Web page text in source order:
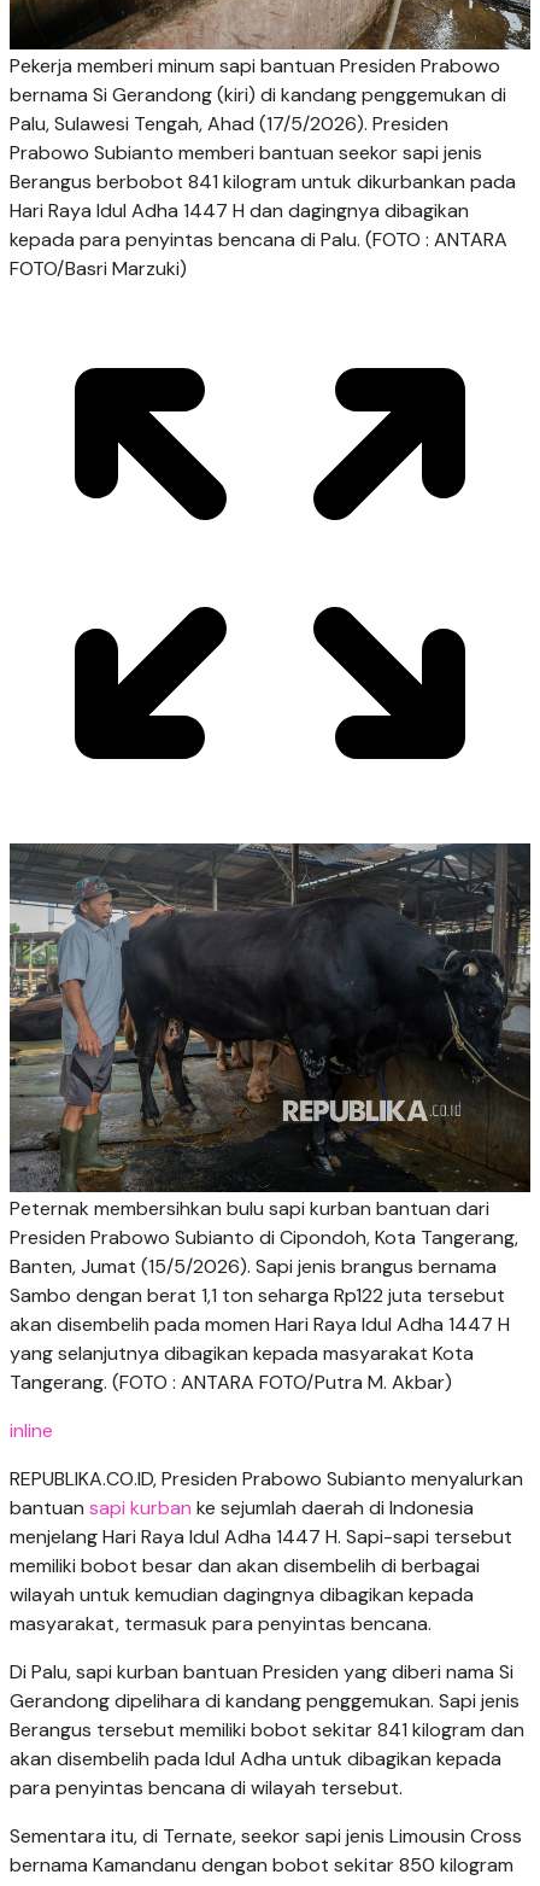
Pekerja memberi minum sapi bantuan Presiden Prabowo
bernama Si Gerandong (kiri) di kandang penggemukan di
Palu, Sulawesi Tengah, Ahad (17/5/2026). Presiden
Prabowo Subianto memberi bantuan seekor sapi jenis
Berangus berbobot 841 kilogram untuk dikurbankan pada
Hari Raya Idul Adha 1447 H dan dagingnya dibagikan
kepada para penyintas bencana di Palu. (FOTO : ANTARA
FOTO/Basri Marzuki)
Peternak membersihkan bulu sapi kurban bantuan dari
Presiden Prabowo Subianto di Cipondoh, Kota Tangerang,
Banten, Jumat (15/5/2026). Sapi jenis brangus bernama
Sambo dengan berat 1,1 ton seharga Rp122 juta tersebut
akan disembelih pada momen Hari Raya Idul Adha 1447 H
yang selanjutnya dibagikan kepada masyarakat Kota
Tangerang. (FOTO : ANTARA FOTO/Putra M. Akbar)
inline
REPUBLIKA.CO.ID, Presiden Prabowo Subianto menyalurkan
bantuan sapi kurban ke sejumlah daerah di Indonesia
menjelang Hari Raya Idul Adha 1447 H. Sapi-sapi tersebut
memiliki bobot besar dan akan disembelih di berbagai
wilayah untuk kemudian dagingnya dibagikan kepada
masyarakat, termasuk para penyintas bencana.
Di Palu, sapi kurban bantuan Presiden yang diberi nama Si
Gerandong dipelihara di kandang penggemukan. Sapi jenis
Berangus tersebut memiliki bobot sekitar 841 kilogram dan
akan disembelih pada Idul Adha untuk dibagikan kepada
para penyintas bencana di wilayah tersebut.
Sementara itu, di Ternate, seekor sapi jenis Limousin Cross
bernama Kamandanu dengan bobot sekitar 850 kilogram